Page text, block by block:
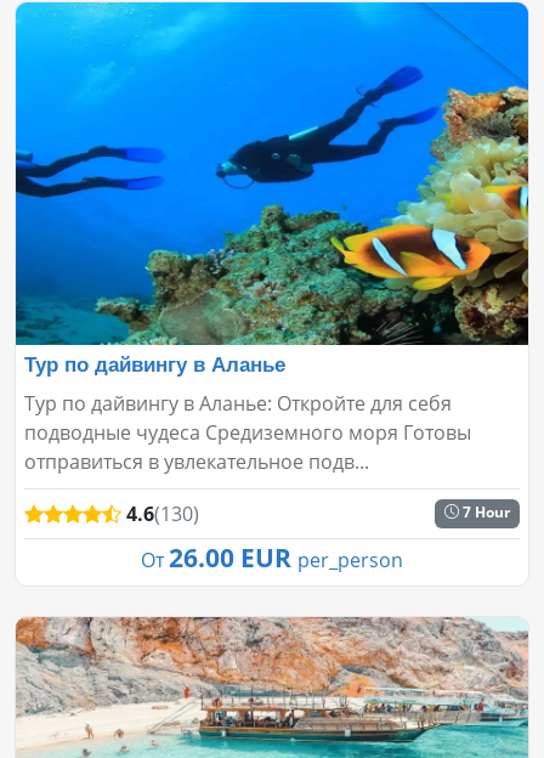
Тур по дайвингу в Аланье
Тур по дайвингу в Аланье: Откройте для себя
подводные чудеса Средиземного моря Готовы
отправиться в увлекательное подв...
4.6(130) 7 Hour
От26.00 EUR per_person